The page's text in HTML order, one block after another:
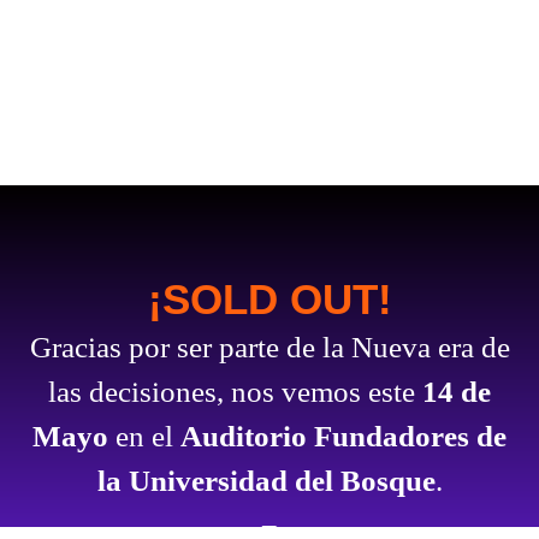
¡SOLD OUT!
Gracias por ser parte de la Nueva era de
las decisiones, nos vemos este 14 de
Mayo en el Auditorio Fundadores de
la Universidad del Bosque.